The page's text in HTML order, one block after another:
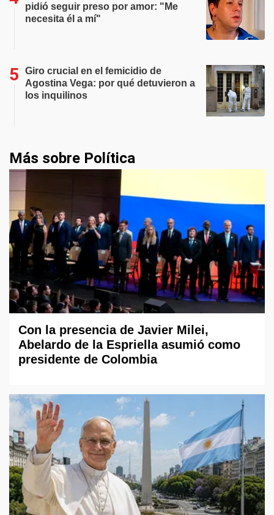
pidió seguir preso por amor: "Me
necesita él a mí"
Giro crucial en el femicidio de
Agostina Vega: por qué detuvieron a
los inquilinos
Más sobre Política
Con la presencia de Javier Milei,
Abelardo de la Espriella asumió como
presidente de Colombia